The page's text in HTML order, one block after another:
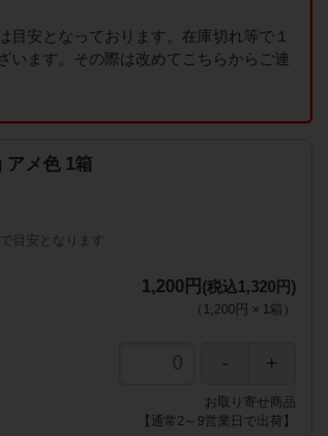
安となっております。在庫切れ等で１
います。その際は改めてこちらからご連
アメ色 1箱
目安となります
1,200円 (税込1,320円)
（ 1,200円 × 1 箱 ）
お取り寄せ商品
【通常2～9営業日で出荷】